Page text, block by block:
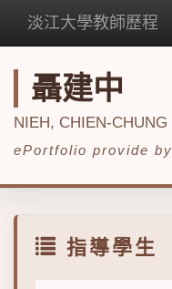
淡江大學教師歷程
聶建中
NIEH, CHIEN-CHUNG
ePortfolio provide by
指導學生